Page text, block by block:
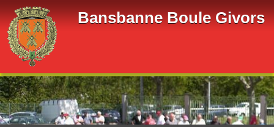
Bansbanne Boule Givors
Panneau de gestion des cookies